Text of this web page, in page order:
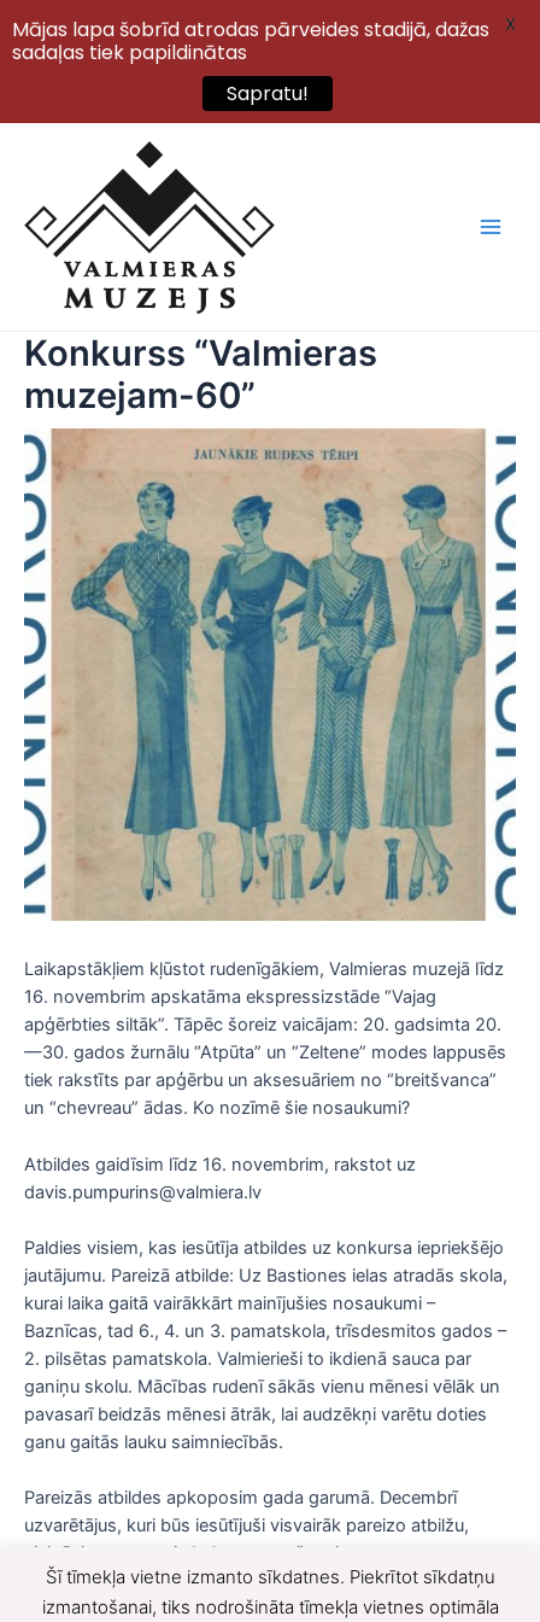
Konkurss “Valmieras
muzejam-60”
Laikapstākļiem kļūstot rudenīgākiem, Valmieras muzejā līdz
16. novembrim apskatāma ekspressizstāde “Vajag
apģērbties siltāk”. Tāpēc šoreiz vaicājam: 20. gadsimta 20.
—30. gados žurnālu “Atpūta” un “Zeltene” modes lappusēs
tiek rakstīts par apģērbu un aksesuāriem no “breitšvanca”
un “chevreau” ādas. Ko nozīmē šie nosaukumi?
Atbildes gaidīsim līdz 16. novembrim, rakstot uz
davis.pumpurins@valmiera.lv
Paldies visiem, kas iesūtīja atbildes uz konkursa iepriekšējo
jautājumu. Pareizā atbilde: Uz Bastiones ielas atradās skola,
kurai laika gaitā vairākkārt mainījušies nosaukumi –
Baznīcas, tad 6., 4. un 3. pamatskola, trīsdesmitos gados –
2. pilsētas pamatskola. Valmierieši to ikdienā sauca par
ganiņu skolu. Mācības rudenī sākās vienu mēnesi vēlāk un
pavasarī beidzās mēnesi ātrāk, lai audzēkņi varētu doties
ganu gaitās lauku saimniecībās.
Pareizās atbildes apkoposim gada garumā. Decembrī
uzvarētājus, kuri būs iesūtījuši visvairāk pareizo atbilžu,
aicināsim uz muzeju balvu saņemšanai.
Šī tīmekļa vietne izmanto sīkdatnes. Piekrītot sīkdatņu
izmantošanai, tiks nodrošināta tīmekļa vietnes optimāla
Mājas lapa šobrīd atrodas pārveides stadijā, dažas
sadaļas tiek papildinātas
Sapratu!
X